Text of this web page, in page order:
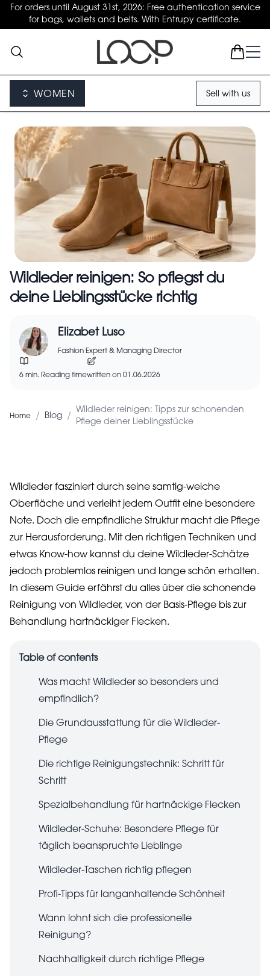
For orders until August 31st, 2026: Free authentication service
for bags, wallets and belts. With Entrupy certificate.
WOMEN Sell with us
Wildleder reinigen: So pflegst du
deine Lieblingsstücke richtig
Elizabet Luso
Fashion Expert & Managing Director
6 min. Reading timewritten on 01.06.2026
Home / Blog /
Wildleder reinigen: Tipps zur schonenden
Pflege deiner Lieblingsstücke
Wildleder fasziniert durch seine samtig-weiche
Oberfläche und verleiht jedem Outfit eine besondere
Note. Doch die empfindliche Struktur macht die Pflege
zur Herausforderung. Mit den richtigen Techniken und
etwas Know-how kannst du deine Wildleder-Schätze
jedoch problemlos reinigen und lange schön erhalten.
In diesem Guide erfährst du alles über die schonende
Reinigung von Wildleder, von der Basis-Pflege bis zur
Behandlung hartnäckiger Flecken.
Table of contents
Was macht Wildleder so besonders und
empfindlich?
Die Grundausstattung für die Wildleder-
Pflege
Die richtige Reinigungstechnik: Schritt für
Schritt
Spezialbehandlung für hartnäckige Flecken
Wildleder-Schuhe: Besondere Pflege für
täglich beanspruchte Lieblinge
Wildleder-Taschen richtig pflegen
Profi-Tipps für langanhaltende Schönheit
Wann lohnt sich die professionelle
Reinigung?
Nachhaltigkeit durch richtige Pflege